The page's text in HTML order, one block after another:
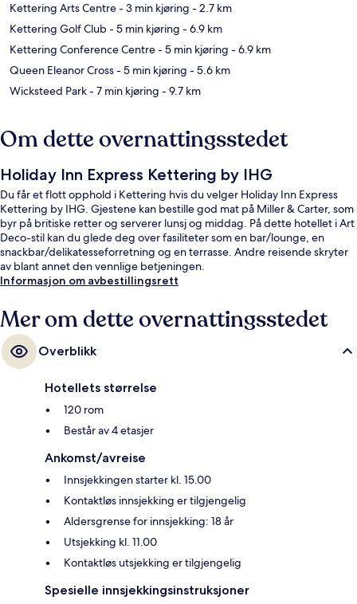
Kettering Arts Centre- 3 min kjøring - 2.7 km
Kettering Golf Club- 5 min kjøring - 6.9 km
Kettering Conference Centre- 5 min kjøring - 6.9 km
Queen Eleanor Cross- 5 min kjøring - 5.6 km
Wicksteed Park- 7 min kjøring - 9.7 km
Om dette overnattingsstedet
Holiday Inn Express Kettering by IHG
Du får et flott opphold i Kettering hvis du velger Holiday Inn Express
Kettering by IHG. Gjestene kan bestille god mat på Miller & Carter, som
byr på britiske retter og serverer lunsj og middag. På dette hotellet i Art
Deco-stil kan du glede deg over fasiliteter som en bar/lounge, en
snackbar/delikatesseforretning og en terrasse. Andre reisende skryter
av blant annet den vennlige betjeningen.
Informasjon om avbestillingsrett
Mer om dette overnattingsstedet
Overblikk
Hotellets størrelse
120 rom
Består av 4 etasjer
Ankomst/avreise
Innsjekkingen starter kl. 15.00
Kontaktløs innsjekking er tilgjengelig
Aldersgrense for innsjekking: 18 år
Utsjekking kl. 11.00
Kontaktløs utsjekking er tilgjengelig
Spesielle innsjekkingsinstruksjoner